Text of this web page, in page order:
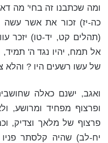
ומה שכתבנו זה בחי' מה
כה-יז) זכור את אשר
(תהלים קט, יד-טו) יזכר
אל תמח, יהיו נגד ה' תמיד,
של עשו רשעים היו ? והלא
ואגב, ישנם כאלה
ופרצוף מפחיד ומרושע,
פרצוף של מלאך וצדיק,
יח-לב) שהיה קלסתר